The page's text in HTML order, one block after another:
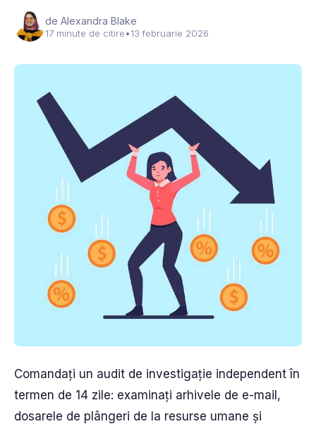
de Alexandra Blake
17 minute de citire•13 februarie 2026
Comandați un audit de investigație independent în
termen de 14 zile: examinați arhivele de e-mail,
dosarele de plângeri de la resurse umane și